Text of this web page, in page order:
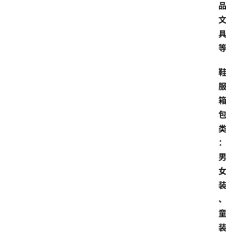
品
文
具
等
鞋
服
箱
包
类
：
男
女
装
、
童
装